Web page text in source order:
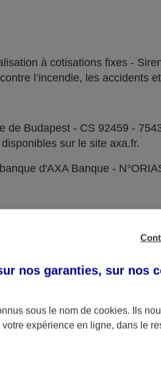
à cotisations fixes -
l’incendie, les accidents
Budapest - CS 92459 -
sur le site axa.fr.
d'AXA Banque -
nos garanties, sur nos
sous le nom de cookies. Ils
expérience en ligne, dans le